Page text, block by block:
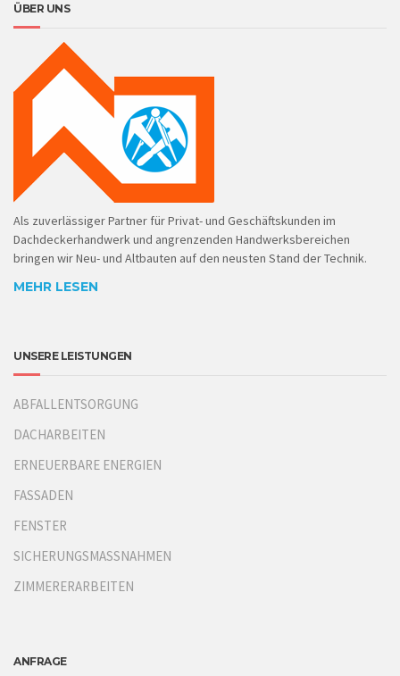
ÜBER UNS
Als zuverlässiger Partner für Privat- und Geschäftskunden im
Dachdeckerhandwerk und angrenzenden Handwerksbereichen
bringen wir Neu- und Altbauten auf den neusten Stand der Technik.
MEHR LESEN
UNSERE LEISTUNGEN
ABFALLENTSORGUNG
DACHARBEITEN
ERNEUERBARE ENERGIEN
FASSADEN
FENSTER
SICHERUNGSMASSNAHMEN
ZIMMERERARBEITEN
ANFRAGE